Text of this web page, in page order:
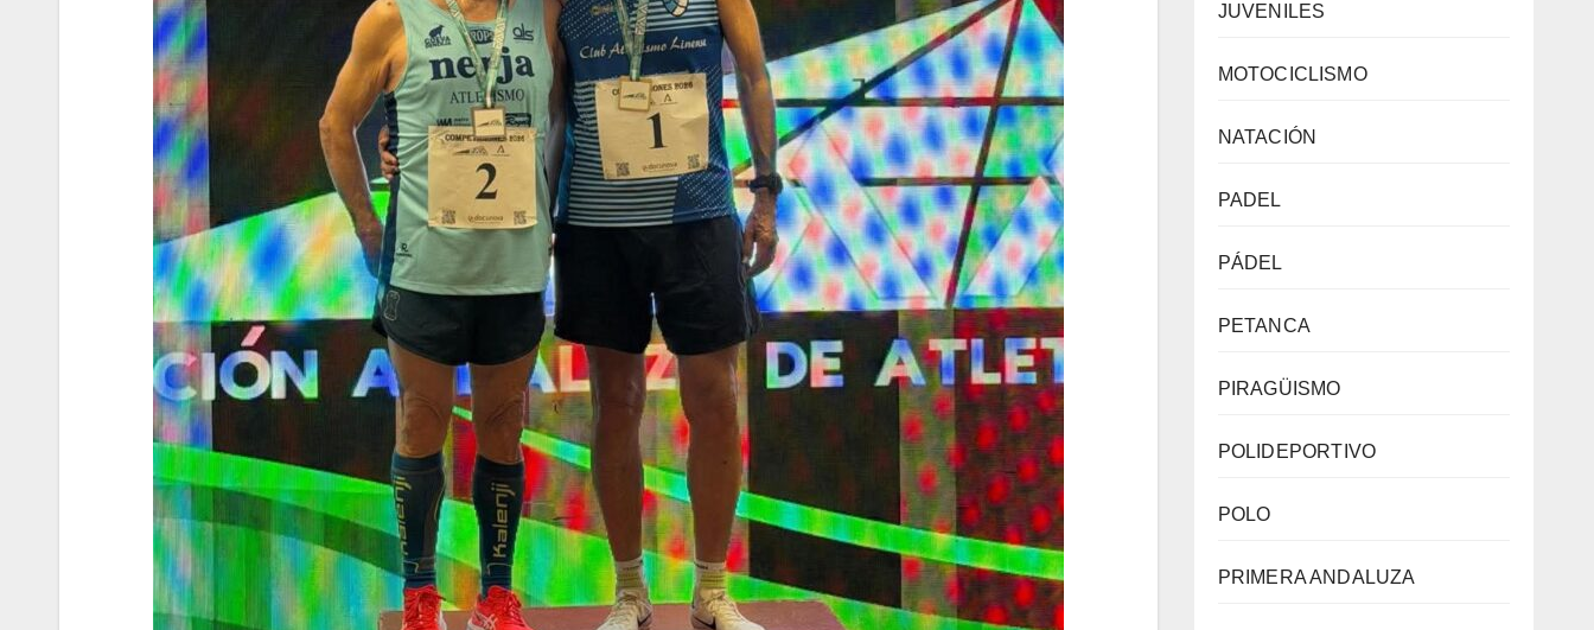
JUVENILES
MOTOCICLISMO
NATACIÓN
PADEL
PÁDEL
PETANCA
PIRAGÜISMO
POLIDEPORTIVO
POLO
PRIMERA ANDALUZA